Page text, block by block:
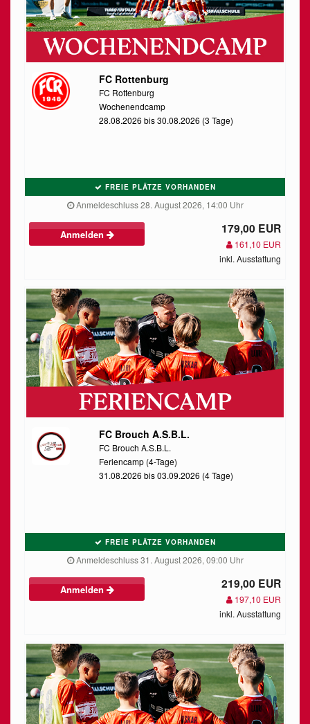
FC Rottenburg
FC Rottenburg
Wochenendcamp
28.08.2026 bis 30.08.2026 (3 Tage)
FREIE PLÄTZE VORHANDEN
Anmeldeschluss 28. August 2026, 14:00 Uhr
Anmelden 179,00 EUR
161,10 EUR
inkl. Ausstattung
FC Brouch A.S.B.L.
FC Brouch A.S.B.L.
Feriencamp (4-Tage)
31.08.2026 bis 03.09.2026 (4 Tage)
FREIE PLÄTZE VORHANDEN
Anmeldeschluss 31. August 2026, 09:00 Uhr
Anmelden 219,00 EUR
197,10 EUR
inkl. Ausstattung